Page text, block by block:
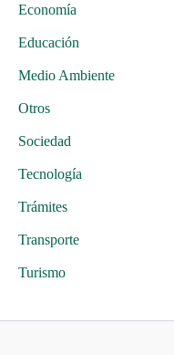
Economía
Educación
Medio Ambiente
Otros
Sociedad
Tecnología
Trámites
Transporte
Turismo